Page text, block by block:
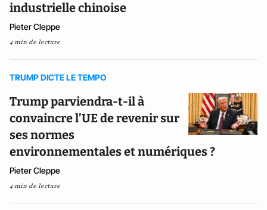
industrielle chinoise
Pieter Cleppe
4 min de lecture
TRUMP DICTE LE TEMPO
Trump parviendra-t-il à
convaincre l’UE de revenir sur
ses normes
environnementales et numériques ?
Pieter Cleppe
4 min de lecture